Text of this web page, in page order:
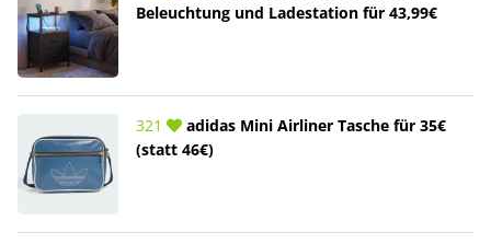
Beleuchtung und Ladestation für 43,99€
321
adidas Mini Airliner Tasche für 35€
(statt 46€)